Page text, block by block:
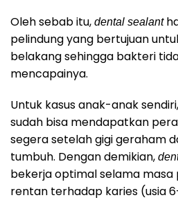
Oleh sebab itu, dental sealant
pelindung yang bertujuan
belakang sehingga bakteri
mencapainya.
Untuk kasus anak-anak
sudah bisa mendapatkan
segera setelah gigi geraham
tumbuh. Dengan demikian,
bekerja optimal selama
rentan terhadap karies (usia